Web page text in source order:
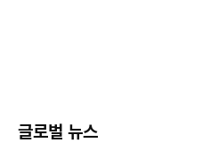
글로벌 뉴스